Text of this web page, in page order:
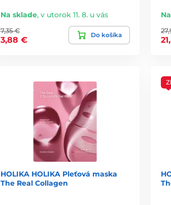
najmä preto, že masky sú jednorazové a
Na sklade, v utorok 11. 8. u vás
7,35 €
3,88 €
Do košíka
HOLIKA HOLIKA Pleťová maska
The Real Collagen